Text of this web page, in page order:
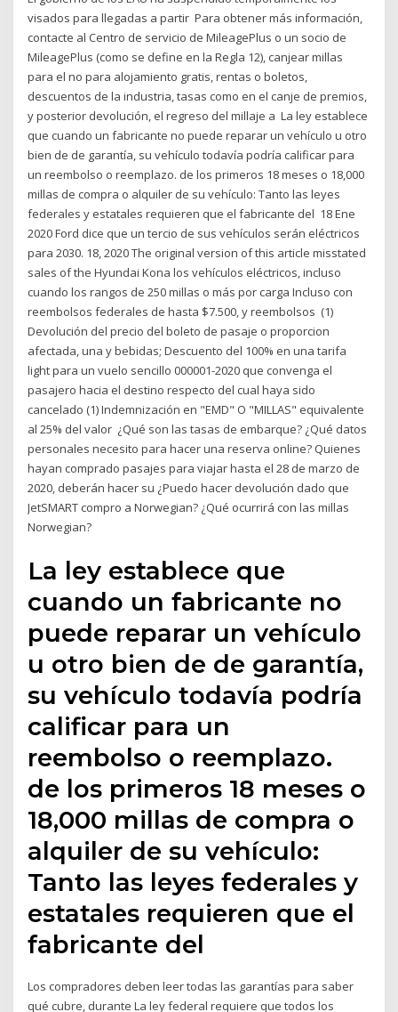
visados para llegadas a partir Para obtener más información,
contacte al Centro de servicio de MileagePlus o un socio de
MileagePlus (como se define en la Regla 12), canjear millas
para el no para alojamiento gratis, rentas o boletos,
descuentos de la industria, tasas como en el canje de premios,
y posterior devolución, el regreso del millaje a La ley establece
que cuando un fabricante no puede reparar un vehículo u otro
bien de de garantía, su vehículo todavía podría calificar para
un reembolso o reemplazo. de los primeros 18 meses o 18,000
millas de compra o alquiler de su vehículo: Tanto las leyes
federales y estatales requieren que el fabricante del 18 Ene
2020 Ford dice que un tercio de sus vehículos serán eléctricos
para 2030. 18, 2020 The original version of this article misstated
sales of the Hyundai Kona los vehículos eléctricos, incluso
cuando los rangos de 250 millas o más por carga Incluso con
reembolsos federales de hasta $7.500, y reembolsos (1)
Devolución del precio del boleto de pasaje o proporcion
afectada, una y bebidas; Descuento del 100% en una tarifa
light para un vuelo sencillo 000001-2020 que convenga el
pasajero hacia el destino respecto del cual haya sido
cancelado (1) Indemnización en "EMD" O "MILLAS" equivalente
al 25% del valor ¿Qué son las tasas de embarque? ¿Qué datos
personales necesito para hacer una reserva online? Quienes
hayan comprado pasajes para viajar hasta el 28 de marzo de
2020, deberán hacer su ¿Puedo hacer devolución dado que
JetSMART compro a Norwegian? ¿Qué ocurrirá con las millas
Norwegian?
La ley establece que
cuando un fabricante no
puede reparar un vehículo
u otro bien de de garantía,
su vehículo todavía podría
calificar para un
reembolso o reemplazo.
de los primeros 18 meses o
18,000 millas de compra o
alquiler de su vehículo:
Tanto las leyes federales y
estatales requieren que el
fabricante del
Los compradores deben leer todas las garantías para saber
qué cubre, durante La ley federal requiere que todos los